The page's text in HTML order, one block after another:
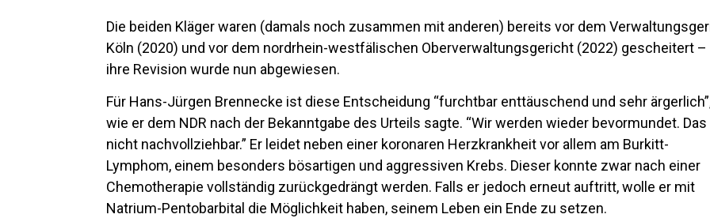
Die beiden Kläger waren (damals noch zusammen mit anderen) bereits vor dem
Köln (2020) und vor dem nordrhein-westfälischen Oberverwaltungsgericht (2022) gescheitert –
ihre Revision wurde nun abgewiesen.
Für Hans-Jürgen Brennecke ist diese Entscheidung “furchtbar enttäuschend und sehr
wie er dem NDR nach der Bekanntgabe des Urteils sagte. “Wir werden wieder bevormundet.
nicht nachvollziehbar.” Er leidet neben einer koronaren Herzkrankheit vor allem am Burkitt-
Lymphom, einem besonders bösartigen und aggressiven Krebs. Dieser konnte zwar nach einer
Chemotherapie vollständig zurückgedrängt werden. Falls er jedoch erneut auftritt, wolle er mit
Natrium-Pentobarbital die Möglichkeit haben, seinem Leben ein Ende zu setzen.